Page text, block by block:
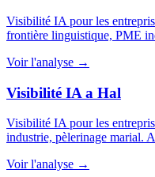
Visibilité IA pour les
frontière linguistique, PME
Voir l'analyse →
Visibilité IA a Hal
Visibilité IA pour les
industrie, pèlerinage marial.
Voir l'analyse →